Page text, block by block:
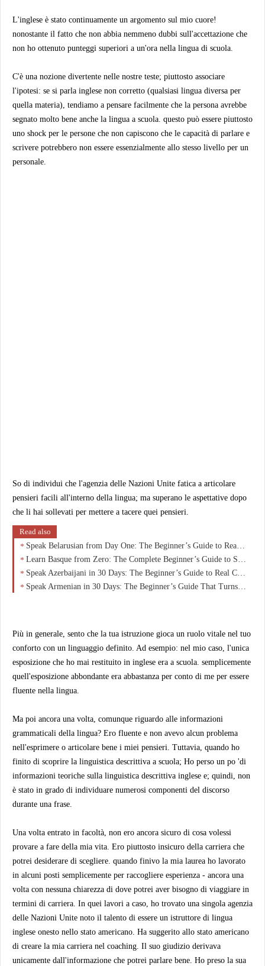
L'inglese è stato continuamente un argomento sul mio cuore!
nonostante il fatto che non abbia nemmeno dubbi sull'accettazione che
non ho ottenuto punteggi superiori a un'ora nella lingua di scuola.
C'è una nozione divertente nelle nostre teste; piuttosto associare
l'ipotesi: se si parla inglese non corretto (qualsiasi lingua diversa per
quella materia), tendiamo a pensare facilmente che la persona avrebbe
segnato molto bene anche la lingua a scuola. questo può essere piuttosto
uno shock per le persone che non capiscono che le capacità di parlare e
scrivere potrebbero non essere essenzialmente allo stesso livello per un
personale.
So di individui che l'agenzia delle Nazioni Unite fatica a articolare
pensieri facili all'interno della lingua; ma superano le aspettative dopo
che li hai sollevati per mettere a tacere quei pensieri.
Read also
Speak Belarusian from Day One: The Beginner’s Guide to Real Conversations in 30 Days
Learn Basque from Zero: The Complete Beginner’s Guide to Speaking Euskara with Confidence
Speak Azerbaijani in 30 Days: The Beginner’s Guide to Real Conversations (No Grammar Overload)
Speak Armenian in 30 Days: The Beginner’s Guide That Turns Zero Knowledge Into Real Conversations
Più in generale, sento che la tua istruzione gioca un ruolo vitale nel tuo
conforto con un linguaggio definito. Ad esempio: nel mio caso, l'unica
esposizione che ho mai restituito in inglese era a scuola. semplicemente
quell'esposizione abbondante era abbastanza per conto di me per essere
fluente nella lingua.
Ma poi ancora una volta, comunque riguardo alle informazioni
grammaticali della lingua? Ero fluente e non avevo alcun problema
nell'esprimere o articolare bene i miei pensieri. Tuttavia, quando ho
finito di scoprire la linguistica descrittiva a scuola; Ho perso un po 'di
informazioni teoriche sulla linguistica descrittiva inglese e; quindi, non
è stato in grado di individuare numerosi componenti del discorso
durante una frase.
Una volta entrato in facoltà, non ero ancora sicuro di cosa volessi
provare a fare della mia vita. Ero piuttosto insicuro della carriera che
potrei desiderare di scegliere. quando finivo la mia laurea ho lavorato
in alcuni posti semplicemente per raccogliere esperienza - ancora una
volta con nessuna chiarezza di dove potrei aver bisogno di viaggiare in
termini di carriera. In quei lavori a caso, ho trovato una singola agenzia
delle Nazioni Unite noto il talento di essere un istruttore di lingua
inglese onesto nello stato americano. Ha suggerito allo stato americano
di creare la mia carriera nel coaching. Il suo giudizio derivava
unicamente dall'informazione che potrei parlare bene. Ho preso la sua